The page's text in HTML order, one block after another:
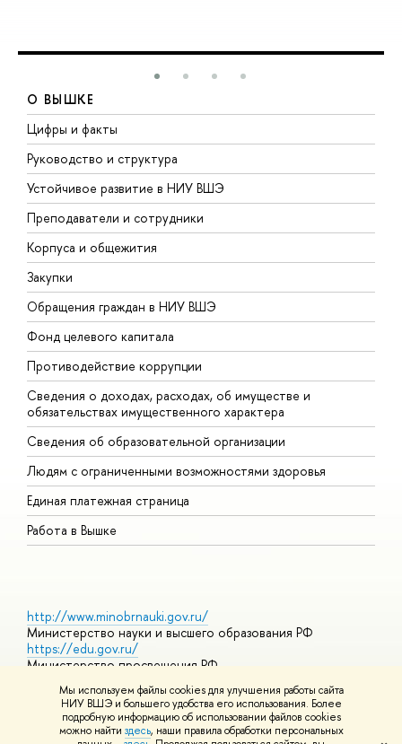
Мы используем файлы cookies для улучшения работы сайта
НИУ ВШЭ и большего удобства его использования. Более
подробную информацию об использовании файлов cookies
можно найти здесь, наши правила обработки персональных
О ВЫШКЕ
Цифры и факты
Руководство и структура
Устойчивое развитие в НИУ ВШЭ
Преподаватели и сотрудники
Корпуса и общежития
Закупки
Обращения граждан в НИУ ВШЭ
Фонд целевого капитала
Противодействие коррупции
Сведения о доходах, расходах, об имуществе и
обязательствах имущественного характера
Сведения об образовательной организации
Людям с ограниченными возможностями здоровья
Единая платежная страница
Работа в Вышке
http://www.minobrnauki.gov.ru/
Министерство науки и высшего образования РФ
https://edu.gov.ru/
Министерство просвещения РФ
https://elearning.hse.ru/mooc
Массовые открытые онлайн-курсы